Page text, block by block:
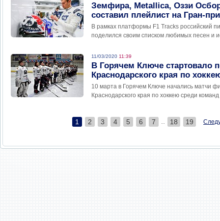
Земфира, Metallica, Оззи
составил плейлист на Гран-
В рамках платформы F1 Tracks российский
поделился своим списком любимых песен и
11/03/2020 11:39
В Горячем Ключе стартовало
Краснодарского края по
10 марта в Горячем Ключе начались матчи
Краснодарского края по хоккею среди
1 2 3 4 5 6 7 18 19